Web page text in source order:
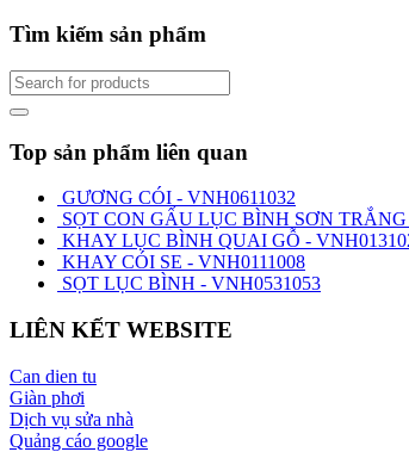
Tìm kiếm sản phẩm
Top sản phẩm liên quan
GƯƠNG CÓI - VNH0611032
SỌT CON GẤU LỤC BÌNH SƠN
KHAY LỤC BÌNH QUAI GỖ -
KHAY CÓI SE - VNH0111008
SỌT LỤC BÌNH - VNH0531053
LIÊN KẾT WEBSITE
Can dien tu
Giàn phơi
Dịch vụ sửa nhà
Quảng cáo google